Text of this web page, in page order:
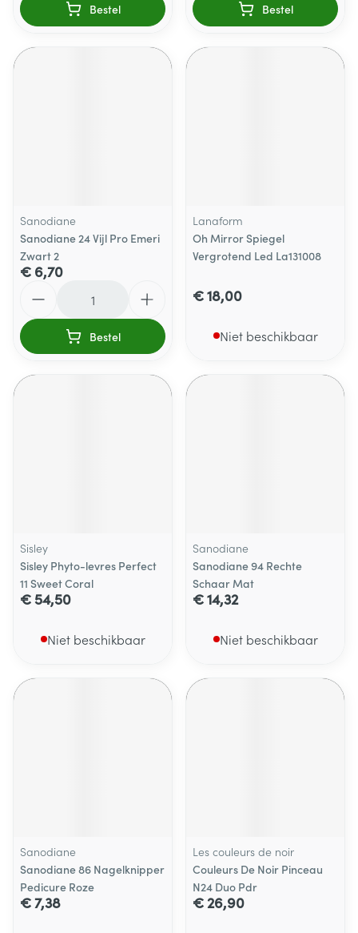
Bestel Bestel
Sanodiane
Sanodiane 24 Vijl Pro Emeri
Zwart 2
€ 6,70
Bestel
Lanaform
Oh Mirror Spiegel
Vergrotend Led La131008
€ 18,00
Niet beschikbaar
Sisley
Sisley Phyto-levres Perfect
11 Sweet Coral
€ 54,50
Niet beschikbaar
Sanodiane
Sanodiane 94 Rechte
Schaar Mat
€ 14,32
Niet beschikbaar
Sanodiane
Sanodiane 86 Nagelknipper
Pedicure Roze
€ 7,38
Les couleurs de noir
Couleurs De Noir Pinceau
N24 Duo Pdr
€ 26,90